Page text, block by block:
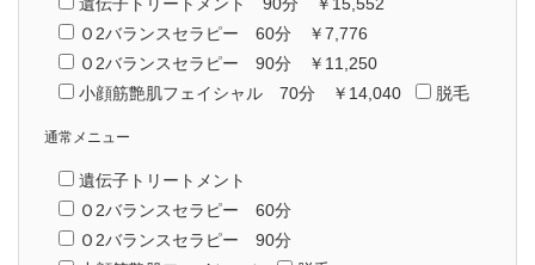
Ｏ2バランスセラピー 60分 ￥7,776
Ｏ2バランスセラピー 90分 ￥11,250
小顔筋艶肌フェイシャル 70分 ￥14,040
脱毛
通常メニュー
遺伝子トリートメント
Ｏ2バランスセラピー 60分
Ｏ2バランスセラピー 90分